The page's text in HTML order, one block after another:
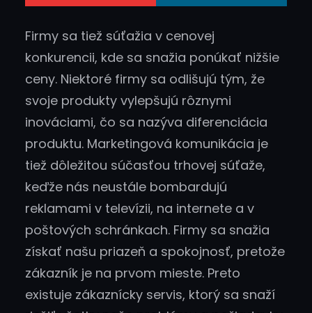
Firmy sa tiež súťažia v cenovej
konkurencii, kde sa snažia ponúkať nižšie
ceny. Niektoré firmy sa odlišujú tým, že
svoje produkty vylepšujú rôznymi
inováciami, čo sa nazýva diferenciácia
produktu. Marketingová komunikácia je
tiež dôležitou súčasťou trhovej súťaže,
keďže nás neustále bombardujú
reklamami v televízii, na internete a v
poštových schránkach. Firmy sa snažia
získať našu priazeň a spokojnosť, pretože
zákazník je na prvom mieste. Preto
existuje zákaznícky servis, ktorý sa snaží